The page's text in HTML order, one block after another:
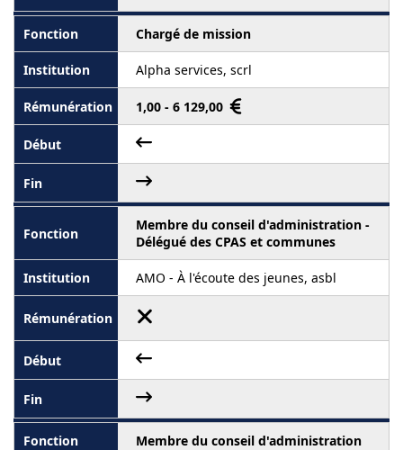
Chargé de mission
Alpha services, scrl
1,00 - 6 129,00
Membre du conseil d'administration -
Délégué des CPAS et communes
AMO - À l'écoute des jeunes, asbl
Membre du conseil d'administration